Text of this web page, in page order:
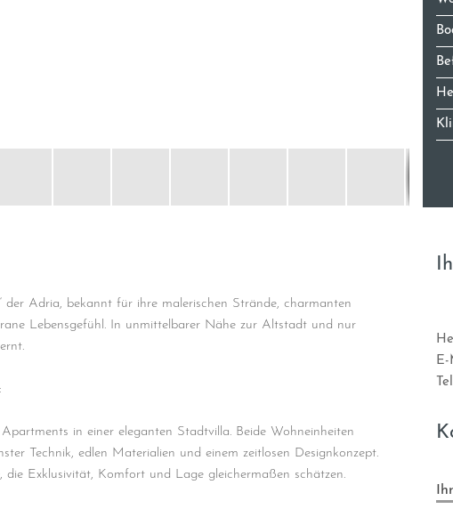
der Adria, bekannt für ihre malerischen Strände, charmanten
Lebensgefühl. In unmittelbarer Nähe zur Altstadt und nur
in einer eleganten Stadtvilla. Beide Wohneinheiten
Technik, edlen Materialien und einem zeitlosen Designkonzept.
die Exklusivität, Komfort und Lage gleichermaßen schätzen.